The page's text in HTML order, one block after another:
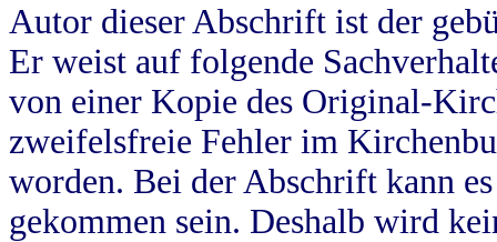
Autor dieser Abschrift ist der
Er weist auf folgende
von einer Kopie des Original-
zweifelsfreie Fehler im
worden. Bei der Abschrift kann
gekommen sein. Deshalb wird